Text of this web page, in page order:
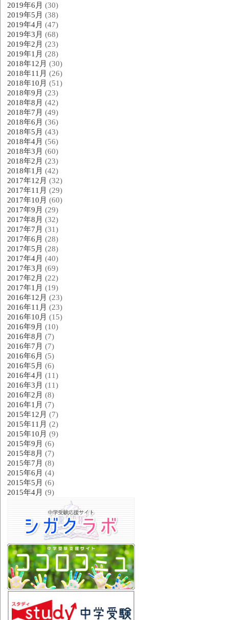
2019年6月 (30)
2019年5月 (38)
2019年4月 (47)
2019年3月 (68)
2019年2月 (23)
2019年1月 (28)
2018年12月 (30)
2018年11月 (26)
2018年10月 (51)
2018年9月 (23)
2018年8月 (42)
2018年7月 (49)
2018年6月 (36)
2018年5月 (43)
2018年4月 (56)
2018年3月 (60)
2018年2月 (23)
2018年1月 (42)
2017年12月 (32)
2017年11月 (29)
2017年10月 (60)
2017年9月 (29)
2017年8月 (32)
2017年7月 (31)
2017年6月 (28)
2017年5月 (28)
2017年4月 (40)
2017年3月 (69)
2017年2月 (22)
2017年1月 (19)
2016年12月 (23)
2016年11月 (23)
2016年10月 (15)
2016年9月 (10)
2016年8月 (7)
2016年7月 (7)
2016年6月 (5)
2016年5月 (6)
2016年4月 (11)
2016年3月 (11)
2016年2月 (8)
2016年1月 (7)
2015年12月 (7)
2015年11月 (2)
2015年10月 (9)
2015年9月 (6)
2015年8月 (7)
2015年7月 (8)
2015年6月 (4)
2015年5月 (6)
2015年4月 (9)